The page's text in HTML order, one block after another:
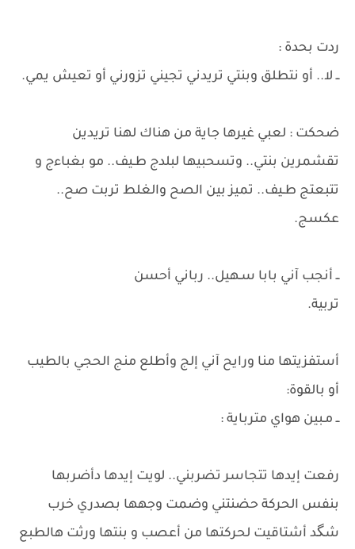
​ردت بحدة :
ــ لا.. أو نتطلق وبنتي تريدني تجيني تزورني أو تعيش يمي.
ضحكت : لعبي غيرها جاية من هناك لهنا تريدين
تقشمرين بنتي.. وتسحبيها لبلدج طـيف.. مو بغباءج و
تتبعتج طـيف.. تميز بين الصح والغلط تربت صح..
عكسج.
ــ أنجب آني بابا سـهيل.. رباني أحسن
تربية.
​أستفزيتها منا ورايح آني إلج وأطلع منج الحجي بالطيب
أو بالقوة:
ــ مـبين هواي مترباية :
رفعت إيدها تتجاسر تضربني.. لويت إيدها دأضربها
بنفس الحركة حضنتني وضمت وجهها بصدري خرب
شگد أشتاقيت لحركتها من أعصب و بنتها ورثت هالطبع